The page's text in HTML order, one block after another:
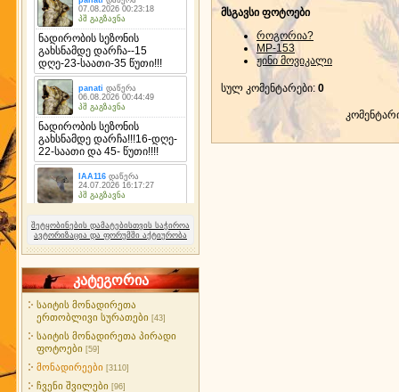
შეტყობინების დამატებისთვის საჭიროა
ავტორიზაცია და ფორუმში აქტიურობა
კატეგორია
საიტის მონადირეთა
ერთობლივი სურათები [43]
საიტის მონადირეთა პირადი
ფოტოები [59]
მონადირეები [3110]
ჩვენი შვილები [96]
მსგავსი ფოტოები
როგორია?
MP-153
ჟინი მოვიკალი
სულ კომენტარები: 0